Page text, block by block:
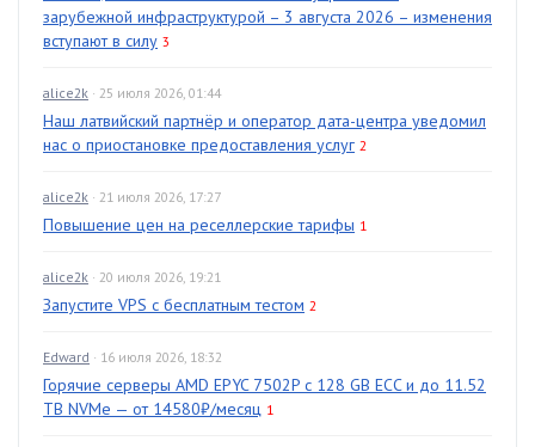
зарубежной инфраструктурой – 3 августа 2026 – изменения
вступают в силу 3
alice2k · 25 июля 2026, 01:44
Наш латвийский партнёр и оператор дата-центра уведомил
нас о приостановке предоставления услуг 2
alice2k · 21 июля 2026, 17:27
Повышение цен на реселлерские тарифы 1
alice2k · 20 июля 2026, 19:21
Запустите VPS с бесплатным тестом 2
Edward · 16 июля 2026, 18:32
Горячие серверы AMD EPYC 7502P с 128 GB ECC и до 11.52
TB NVMe — от 14580₽/месяц 1